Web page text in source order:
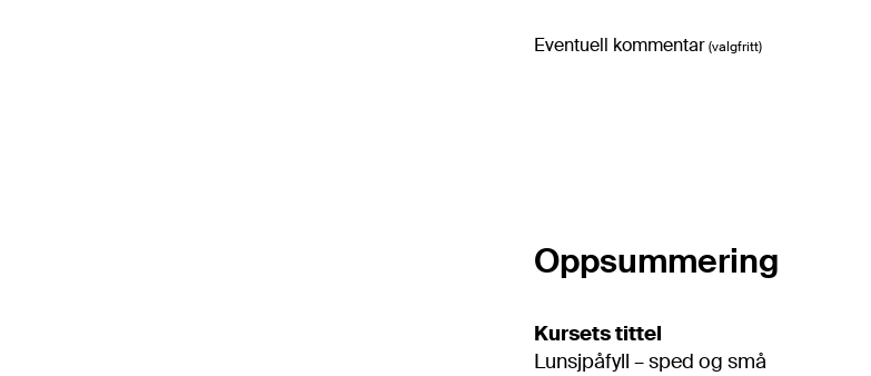
Eventuell kommentar(valgfritt)
Oppsummering
Kursets tittel
Lunsjpåfyll – sped og små